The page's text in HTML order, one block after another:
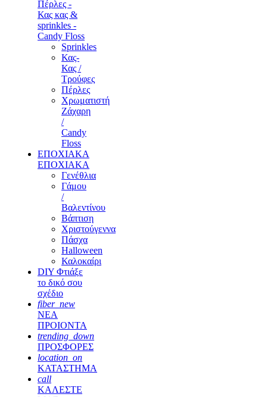
Πέρλες -
Κας κας &
sprinkles -
Candy Floss
Sprinkles
Κας-
Κας /
Τρούφες
Πέρλες
Χρωματιστή
Ζάχαρη
/
Candy
Floss
ΕΠΟΧΙΑΚΑ
ΕΠΟΧΙΑΚΑ
Γενέθλια
Γάμου
/
Βαλεντίνου
Βάπτιση
Χριστούγεννα
Πάσχα
Halloween
Καλοκαίρι
DIY Φτιάξε
το δικό σου
σχέδιο
fiber_new
ΝΕΑ
ΠΡΟΙΟΝΤΑ
trending_down
ΠΡΟΣΦΟΡΕΣ
location_on
ΚΑΤΑΣΤΗΜΑ
call
ΚΑΛΕΣΤΕ